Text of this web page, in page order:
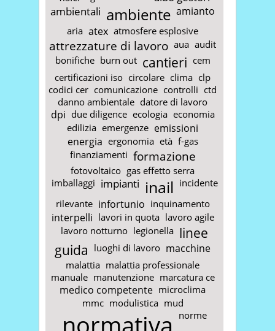
ambientali ambiente amianto
aria atex atmosfere esplosive
attrezzature di lavoro aua audit
bonifiche burn out cantieri cem
certificazioni iso circolare clima clp
codici cer comunicazione controlli ctd
danno ambientale datore di lavoro
dpi due diligence ecologia economia
edilizia emergenze emissioni
energia ergonomia età f-gas
finanziamenti formazione
fotovoltaico gas effetto serra
imballaggi impianti inail incidente
rilevante infortunio inquinamento
interpelli lavori in quota lavoro agile
lavoro notturno legionella linee
guida luoghi di lavoro macchine
malattia malattia professionale
manuale manutenzione marcatura ce
medico competente microclima
mmc modulistica mud
norme